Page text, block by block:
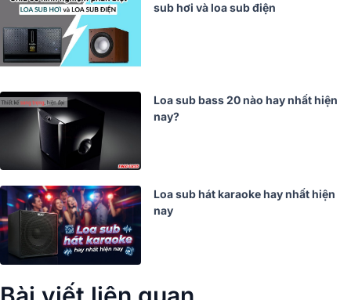
sub hơi và loa sub điện
Loa sub bass 20 nào hay nhất hiện
nay?
Loa sub hát karaoke hay nhất hiện
nay